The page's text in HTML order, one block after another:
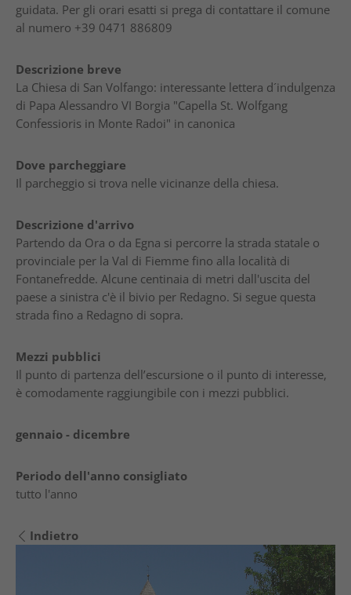
guidata. Per gli orari esatti si prega di contattare il comune
al numero +39 0471 886809
Descrizione breve
La Chiesa di San Volfango: interessante lettera d´indulgenza
di Papa Alessandro VI Borgia "Capella St. Wolfgang
Confessioris in Monte Radoi" in canonica
Dove parcheggiare
Il parcheggio si trova nelle vicinanze della chiesa.
Descrizione d'arrivo
Partendo da Ora o da Egna si percorre la strada statale o
provinciale per la Val di Fiemme fino alla località di
Fontanefredde. Alcune centinaia di metri dall'uscita del
paese a sinistra c'è il bivio per Redagno. Si segue questa
strada fino a Redagno di sopra.
Mezzi pubblici
Il punto di partenza dell’escursione o il punto di interesse,
è comodamente raggiungibile con i mezzi pubblici.
gennaio - dicembre
Periodo dell'anno consigliato
tutto l'anno
Indietro